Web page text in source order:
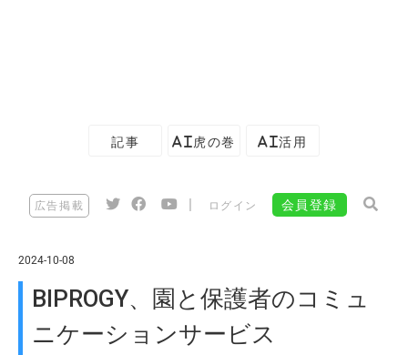
記事 AI虎の巻 AI活用
広告掲載 ログイン 会員登録
2024-10-08
BIPROGY、園と保護者のコミュ
ニケーションサービス